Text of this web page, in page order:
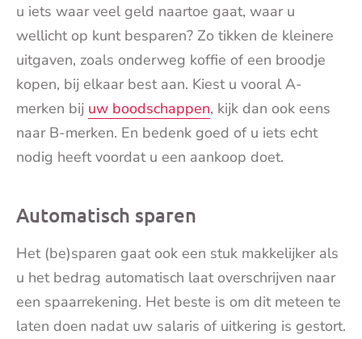
u iets waar veel geld naartoe gaat, waar u
wellicht op kunt besparen? Zo tikken de kleinere
uitgaven, zoals onderweg koffie of een broodje
kopen, bij elkaar best aan. Kiest u vooral A-
merken bij uw boodschappen, kijk dan ook eens
naar B-merken. En bedenk goed of u iets echt
nodig heeft voordat u een aankoop doet.
Automatisch sparen
Het (be)sparen gaat ook een stuk makkelijker als
u het bedrag automatisch laat overschrijven naar
een spaarrekening. Het beste is om dit meteen te
laten doen nadat uw salaris of uitkering is gestort.